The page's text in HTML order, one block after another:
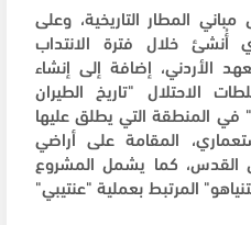
المطار التاريخية، وعلى
أُنشئ خلال فترة الانتداب
الأردني، إضافة إلى إنشاء
الاحتلال "تاريخ الطيران
في المنطقة التي يطلق عليها
المقامة على أراضي
القدس، كما يشمل المشروع
المرتبط بعملية "عنتيبي"